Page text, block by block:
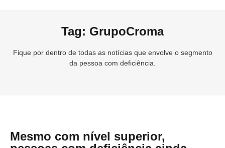
Tag: GrupoCroma
Fique por dentro de todas as notícias que envolve o segmento
da pessoa com deficiência.
Mesmo com nível superior,